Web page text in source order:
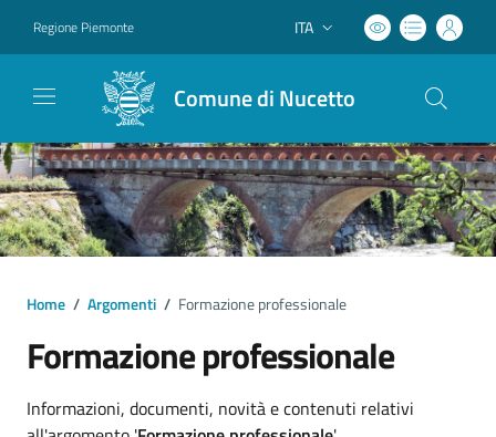
Regione Piemonte Lingua attiva:
ITA
Comune di Nucetto
Home / Argomenti / Formazione professionale
Formazione professionale
Dettagli argomento
Informazioni, documenti, novità e contenuti relativi